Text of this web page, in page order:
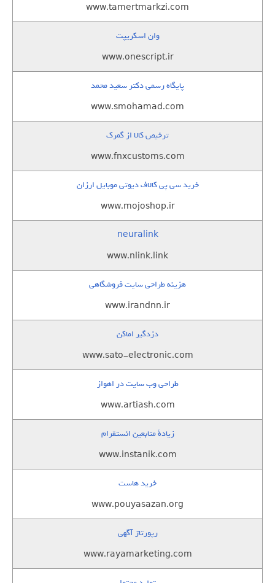
www.tamertmarkzi.com
وان اسکریپت
www.onescript.ir
پایگاه رسمی دکتر سعید محمد
www.smohamad.com
ترخیص کالا از گمرک
www.fnxcustoms.com
خرید سی پی کالاف دیوتی موبایل ارزان
www.mojoshop.ir
neuralink
www.nlink.link
هزینه طراحی سایت فروشگاهی
www.irandnn.ir
دزدگیر اماکن
www.sato-electronic.com
طراحی وب سایت در اهواز
www.artiash.com
زيادة متابعين انستقرام
www.instanik.com
خرید هاست
www.pouyasazan.org
رپورتاژ آگهی
www.rayamarketing.com